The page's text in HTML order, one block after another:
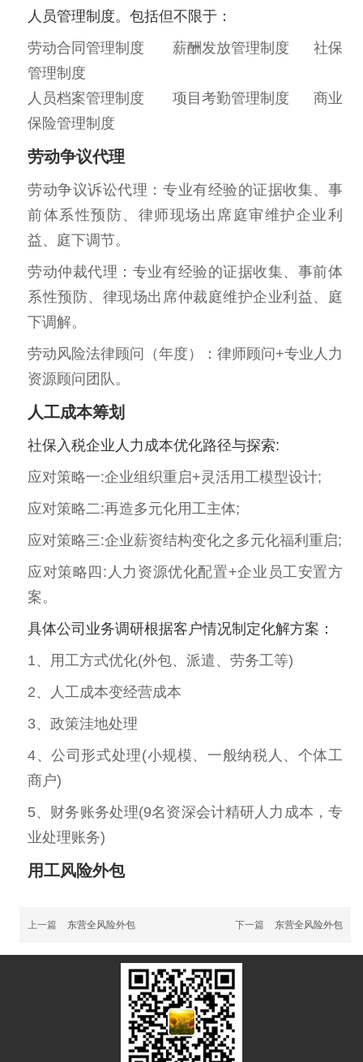
人员管理制度。包括但不限于：
劳动合同管理制度 薪酬发放管理制度 社保
管理制度
人员档案管理制度 项目考勤管理制度 商业
保险管理制度
劳动争议代理
劳动争议诉讼代理：专业有经验的证据收集、事
前体系性预防、律师现场出席庭审维护企业利
益、庭下调节。
劳动仲裁代理：专业有经验的证据收集、事前体
系性预防、律现场出席仲裁庭维护企业利益、庭
下调解。
劳动风险法律顾问（年度）：律师顾问+专业人力
资源顾问团队。
人工成本筹划
社保入税企业人力成本优化路径与探索:
应对策略一:企业组织重启+灵活用工模型设计;
应对策略二:再造多元化用工主体;
应对策略三:企业薪资结构变化之多元化福利重启;
应对策略四:人力资源优化配置+企业员工安置方
案。
具体公司业务调研根据客户情况制定化解方案：
1、用工方式优化(外包、派遣、劳务工等)
2、人工成本变经营成本
3、政策洼地处理
4、公司形式处理(小规模、一般纳税人、个体工
商户)
5、财务账务处理(9名资深会计精研人力成本，专
业处理账务)
用工风险外包
上一篇 东营全风险外包 下一篇 东营全风险外包